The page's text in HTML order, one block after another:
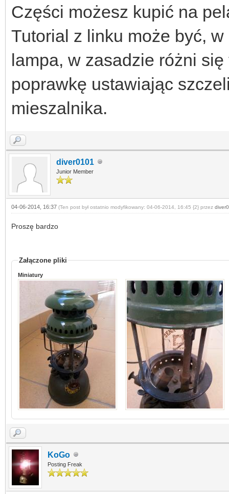
Części możesz kupić na
Tutorial z linku może być,
lampa, w zasadzie różni
poprawkę ustawiając
mieszalnika.
diver0101
Junior Member
04-06-2014, 16:37 (Ten post był ostatnio modyfikowany: 04-06-2014, 16:45 {2} przez
Proszę bardzo
Załączone pliki
Miniatury
KoGo
Posting Freak